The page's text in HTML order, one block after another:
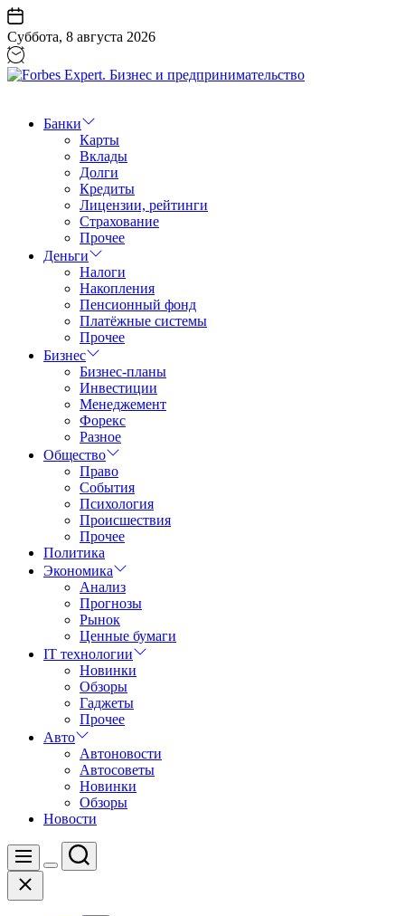
Перейти
к
содержанию
Суббота, 8 августа 2026
Бизнес
предпринимательство
Банки
Карты
Вклады
Долги
Кредиты
Лицензии, рейтинги
Страхование
Прочее
Деньги
Налоги
Накопления
Пенсионный фонд
Платёжные системы
Прочее
Бизнес
Бизнес-планы
Инвестиции
Менеджемент
Форекс
Разное
Общество
Право
События
Психология
Происшествия
Прочее
Политика
Экономика
Анализ
Прогнозы
Рынок
Ценные бумаги
IT технологии
Новинки
Обзоры
Гаджеты
Прочее
Авто
Автоновости
Автосоветы
Новинки
Обзоры
Новости
Меню
Цвет
Поиск
Закрыть